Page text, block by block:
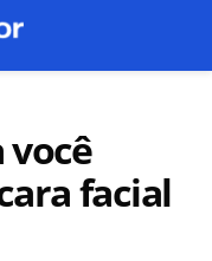
você
facial